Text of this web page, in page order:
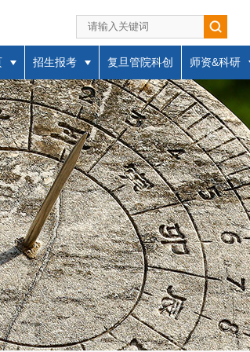
招生报考 复旦管院科创 师资&科研